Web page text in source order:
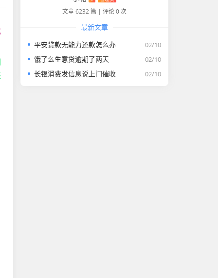
文章 6232 篇 | 评论 0 次
最新文章
02/10
平安贷款无能力还款怎么办
02/10
饿了么生意贷逾期了两天
02/10
长银消费发信息说上门催收